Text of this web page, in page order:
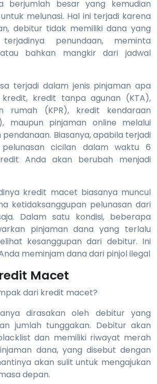
berjumlah besar yang kemudian
melunasi. Hal ini terjadi karena
debitur tidak memiliki dana yang
penundaan, meminta
bahkan mangkir dari jadwal
terjadi dalam jenis pinjaman apa
kredit tanpa agunan (KTA),
rumah (KPR), kredit kendaraan
maupun pinjaman online melalui
Biasanya, apabila terjadi
cicilan dalam waktu 6
Anda akan berubah menjadi
kredit macet biasanya muncul
ketidaksanggupan pelunasan dari
Dalam satu kondisi, beberapa
pinjaman dana yang terlalu
kesanggupan dari debitur. Ini
meminjam dana dari pinjol ilegal
Macet
dari kredit macet?
dirasakan oleh debitur yang
jumlah tunggakan. Debitur akan
dan memiliki riwayat merah
dana, yang disebut dengan
akan sulit untuk mengajukan
depan.